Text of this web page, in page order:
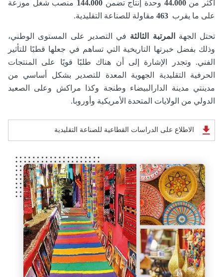
أكثر من44.000 وحدة إنتاج تضمن 144.000 منصب شغل موزعة
على ما يقرب
مقاولة للصناعة التقليدية.
تحتل الجهة المرتبة الثالثة في التصدير على المستوى الوطني،
وذلك بفضل خبرتها التاريخية التي تساهم في جعلها قطبًا للتأثير
الفني. وتجدر الإشارة إلى أن هناك طلبًا قويًا على المنتجات
الحرفية التقليدية الجهوية المعدة للتصدير بشكل أساسي من
مدينتي مدينة الدارالبيضاء وطنجة وكذا مراكش وعلى الصعيد
الدولي من الولايات المتحدة الأمريكية وأوروبا.
الاطلاع على الدراسات القطاعية للصناعة التقليدية